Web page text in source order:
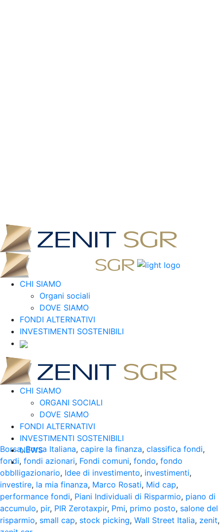
CHI SIAMO
Organi sociali
DOVE SIAMO
FONDI ALTERNATIVI
INVESTIMENTI SOSTENIBILI
CHI SIAMO
ORGANI SOCIALI
DOVE SIAMO
FONDI ALTERNATIVI
INVESTIMENTI SOSTENIBILI
NEWS
Borsa,Borsa Italiana, capire la finanza, classifica fondi,
fondi, fondi azionari, Fondi comuni, fondo, fondo
obblligazionario, Idee di investimento, investimenti,
investire, la mia finanza, Marco Rosati, Mid cap,
performance fondi, Piani Individuali di Risparmio, piano di
accumulo, pir, PIR Zerotaxpir, Pmi, primo posto, salone del
risparmio, small cap, stock picking, Wall Street Italia, zenit,